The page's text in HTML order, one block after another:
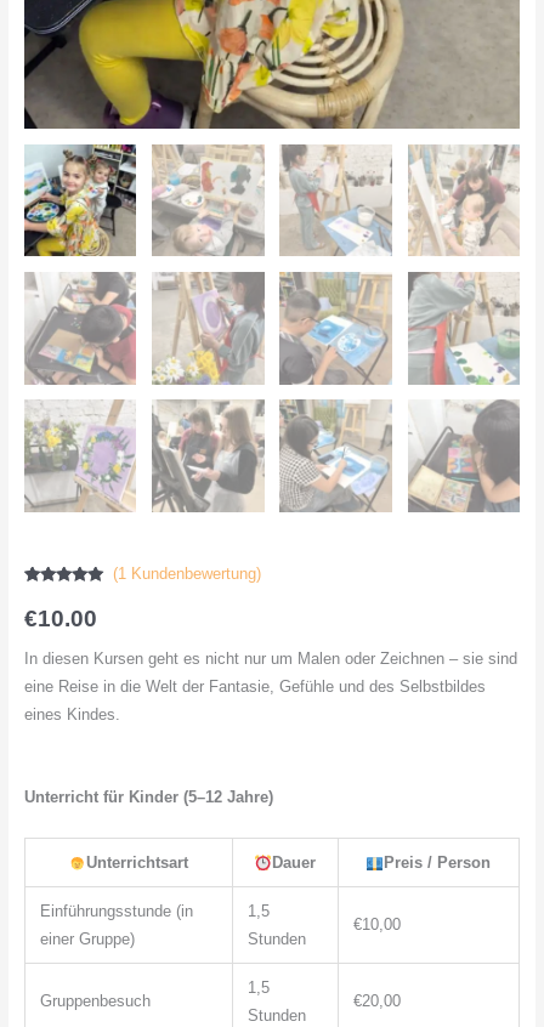
mit 5.00
von 5
auf der
Kundenbewertung
von
(1Kundenbewertung)
€10.00
In diesen Kursen geht es nicht nur um Malen oder Zeichnen – sie sind
eine Reise in die Welt der Fantasie, Gefühle und des Selbstbildes
eines Kindes.
Unterricht für Kinder (5–12 Jahre)
Unterrichtsart Dauer Preis / Person
Einführungsstunde (in
einer Gruppe)
1,5
Stunden
€10,00
Gruppenbesuch
1,5
Stunden
€20,00